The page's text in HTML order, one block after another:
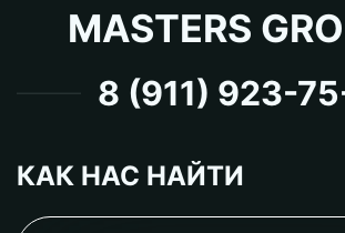
MASTERS
8 (911) 923-
КАК НАС НАЙТИ